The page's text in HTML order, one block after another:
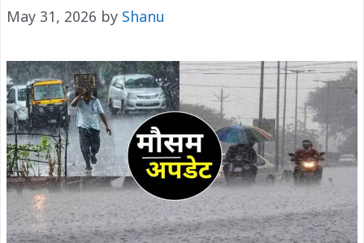
May 31, 2026 by Shanu